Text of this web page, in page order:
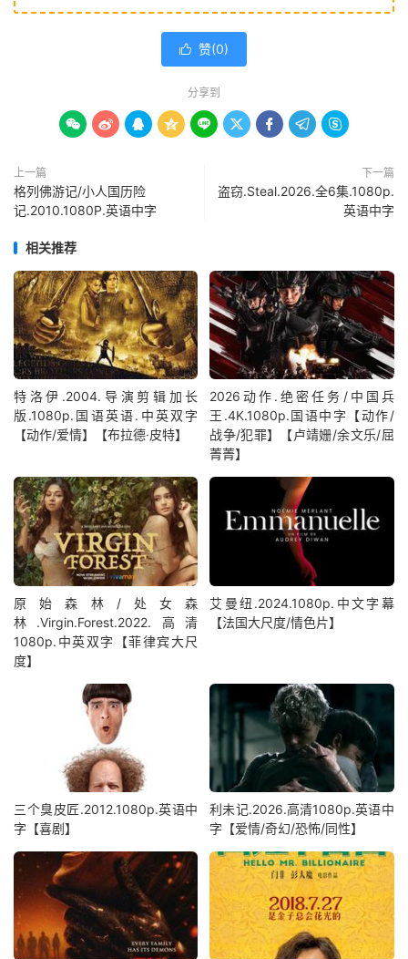
 赞(0)
分享到
        
上一篇
格列佛游记/小人国历险
记.2010.1080P.英语中字
下一篇
盗窃.Steal.2026.全6集.1080p.
英语中字
相关推荐
特洛伊.2004.导演剪辑加长
版.1080p.国语英语.中英双字
【动作/爱情】【布拉德·皮特】
2026动作.绝密任务/中国兵
王.4K.1080p.国语中字【动作/
战争/犯罪】【卢靖姗/余文乐/屈
菁菁】
原始森林/处女森
林.Virgin.Forest.2022.高清
1080p.中英双字【菲律宾大尺
度】
艾曼纽.2024.1080p.中文字幕
【法国大尺度/情色片】
三个臭皮匠.2012.1080p.英语中
字【喜剧】
利未记.2026.高清1080p.英语中
字【爱情/奇幻/恐怖/同性】